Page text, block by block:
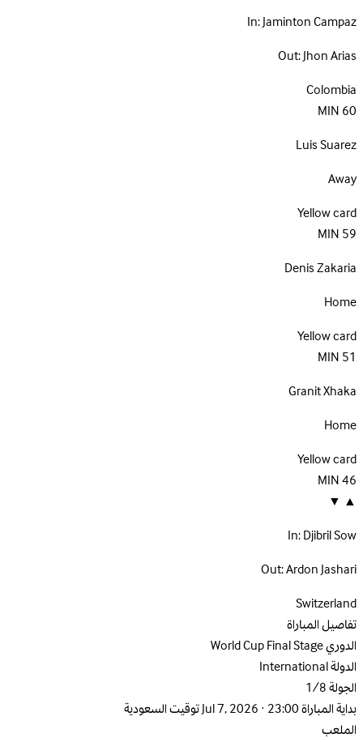
In:Jaminton Campaz
Out:Jhon Arias
Colombia
60
MIN
Luis Suarez
Away
Yellow card
59
MIN
Denis Zakaria
Home
Yellow card
51
MIN
Granit Xhaka
Home
Yellow card
46
MIN
▲
▼
In:Djibril Sow
Out:Ardon Jashari
Switzerland
تفاصيل المباراة
الدوريWorld Cup Final Stage
الدولةInternational
الجولة1/8
بداية المباراةJul 7, 2026 · 23:00 توقيت السعودية
الملعب